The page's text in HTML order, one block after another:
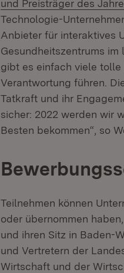
und Preisträger des
Technologie-
Anbieter für interaktives
Gesundheitszentrums
gibt es einfach viele tolle
Verantwortung führen.
Tatkraft und ihr
sicher: 2022 werden wir
Besten bekommen“, so
Teilnehmen können
oder übernommen
und ihren Sitz in Baden-
und Vertretern der
Wirtschaft und der